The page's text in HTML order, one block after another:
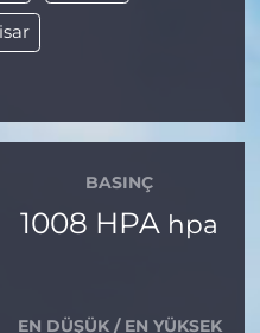
BASINÇ
1008 HPA hpa
EN DÜŞÜK / EN YÜKSEK